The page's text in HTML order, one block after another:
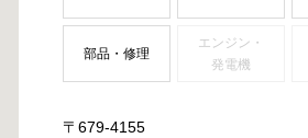
部品・修理
エンジン・
発電機
〒679-4155